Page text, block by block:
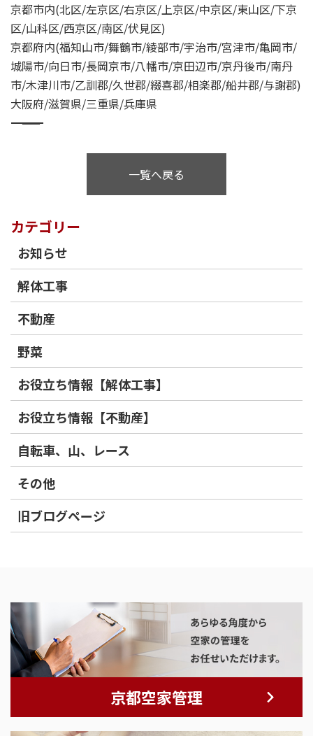
京都市内(北区/左京区/右京区/上京区/中京区/東山区/下京
区/山科区/西京区/南区/伏見区)
京都府内(福知山市/舞鶴市/綾部市/宇治市/宮津市/亀岡市/
城陽市/向日市/長岡京市/八幡市/京田辺市/京丹後市/南丹
市/木津川市/乙訓郡/久世郡/綴喜郡/相楽郡/船井郡/与謝郡)
大阪府/滋賀県/三重県/兵庫県
―――――――――――――――――――――――――――――――――――――——
一覧へ戻る
カテゴリー
お知らせ
解体工事
不動産
野菜
お役立ち情報【解体工事】
お役立ち情報【不動産】
自転車、山、レース
その他
旧ブログページ
京都空家管理